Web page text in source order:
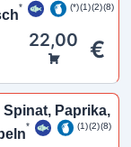
* 1 2 8
22,00 €
Paprika,
1 2 8